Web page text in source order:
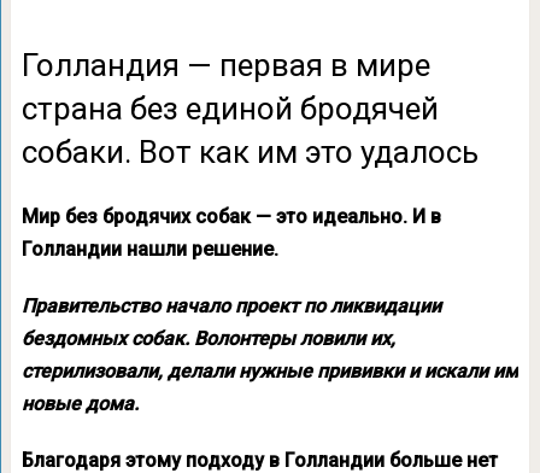
Голландия — первая в мире
страна без единой бродячей
собаки. Вот как им это удалось
Мир без бродячих собак — это идеально. И в
Голландии нашли решение.
Правительство начало проект по ликвидации
бездомных собак. Волонтеры ловили их,
стерилизовали, делали нужные прививки и искали им
новые дома.
Благодаря этому подходу в Голландии больше нет